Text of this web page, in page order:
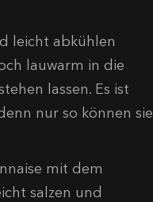
leicht abkühlen
lauwarm in die
lassen. Es ist
nur so können sie
mit dem
salzen und